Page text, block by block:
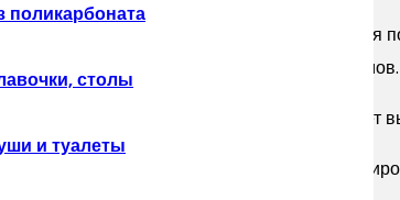
поликарбоната
столы
и туалеты
профнастила С8 и С10 на фасад и
обрамления стены, для отделки проемов.
сразу несколько задач. Профиль может
и оконных проёмов, перекрытие и